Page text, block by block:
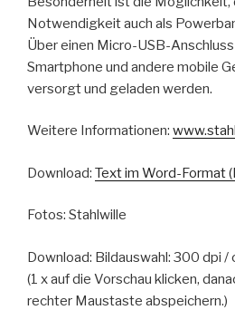
Notwendigkeit auch als
Über einen Micro-USB-
Smartphone und andere mobile
versorgt und geladen werden.
Weitere Informationen:
Download: Text im Word-Format
Fotos: Stahlwille
Download: Bildauswahl: 300 dpi /
(1 x auf die Vorschau klicken,
rechter Maustaste abspeichern.)